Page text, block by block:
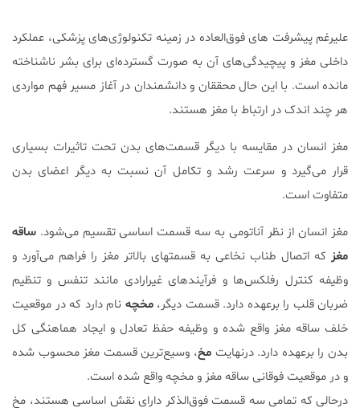
علیرغم پیشرفت های فوق‌العاده در زمینه تکنولوژی‌های پزشکی، عملکرد
داخلی مغز و پیچیدگی‌های آن به صورت گسترده‌ای برای بشر ناشناخته
مانده‌ است. با این حال محققان و دانشمندان در آغاز مسیر فهم مواردی
هر چند اندک در ارتباط با مغز هستند.
مغز انسان در مقایسه با دیگر قسمت‌های بدن تحت تاثیرات بسیاری
قرار می‌گیرد و سرعت رشد و تکامل آن نسبت به دیگر اعضای بدن
متفاوت است.
مغز انسان از نظر آناتومی به سه قسمت اساسی تقسیم می‌شود. ساقه
مغز که اتصال طناب نخاعی به قسمتهای بالاتر مغز را فراهم می‌‌آورد و
وظیفه کنترل رفلکس‌ها و فرآیندهای غیرارادی مانند تنفس و تنظیم
ضربان قلب را برعهده دارد. قسمت دیگر،مخچه نام دارد که در موقعیت
خلف ساقه مغز واقع شده و وظیفه حفظ تعادل و ایجاد هماهنگی کل
بدن را برعهده دارد. درنهایت مخ، وسیع‌ترین قسمت مغز محسوب شده
و در موقعیت فوقانی ساقه مغز و مخچه واقع شده‌ است.
درحالی که تمامی سه قسمت فوق‌الذکر دارای نقش اساسی هستند، مخ